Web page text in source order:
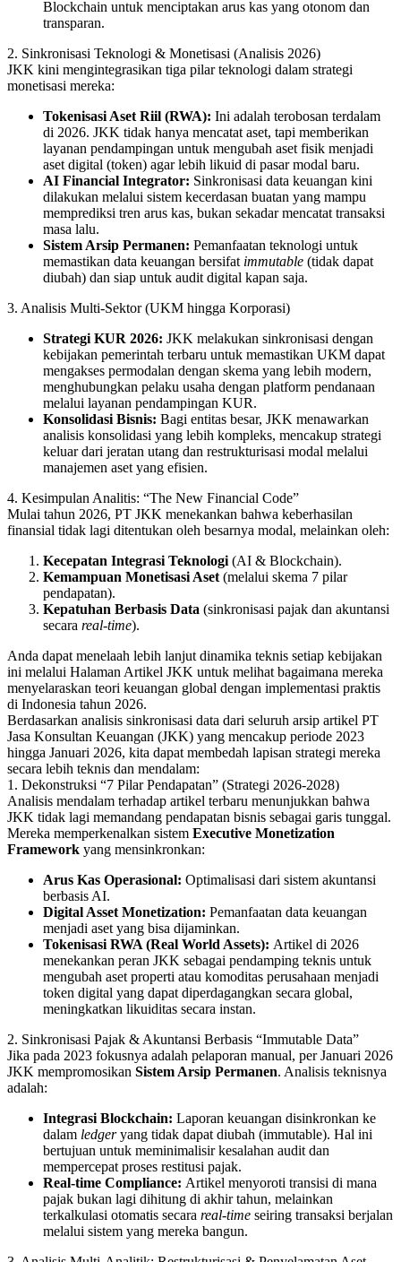
Blockchain untuk menciptakan arus kas yang otonom dan
transparan.
2. Sinkronisasi Teknologi & Monetisasi (Analisis 2026)
JKK kini mengintegrasikan tiga pilar teknologi dalam strategi
monetisasi mereka:
Tokenisasi Aset Riil (RWA): Ini adalah terobosan terdalam
di 2026. JKK tidak hanya mencatat aset, tapi memberikan
layanan pendampingan untuk mengubah aset fisik menjadi
aset digital (token) agar lebih likuid di pasar modal baru.
AI Financial Integrator: Sinkronisasi data keuangan kini
dilakukan melalui sistem kecerdasan buatan yang mampu
memprediksi tren arus kas, bukan sekadar mencatat transaksi
masa lalu.
Sistem Arsip Permanen: Pemanfaatan teknologi untuk
memastikan data keuangan bersifat immutable (tidak dapat
diubah) dan siap untuk audit digital kapan saja.
3. Analisis Multi-Sektor (UKM hingga Korporasi)
Strategi KUR 2026: JKK melakukan sinkronisasi dengan
kebijakan pemerintah terbaru untuk memastikan UKM dapat
mengakses permodalan dengan skema yang lebih modern,
menghubungkan pelaku usaha dengan platform pendanaan
melalui layanan pendampingan KUR.
Konsolidasi Bisnis: Bagi entitas besar, JKK menawarkan
analisis konsolidasi yang lebih kompleks, mencakup strategi
keluar dari jeratan utang dan restrukturisasi modal melalui
manajemen aset yang efisien.
4. Kesimpulan Analitis: “The New Financial Code”
Mulai tahun 2026, PT JKK menekankan bahwa keberhasilan
finansial tidak lagi ditentukan oleh besarnya modal, melainkan oleh:
Kecepatan Integrasi Teknologi (AI & Blockchain).
Kemampuan Monetisasi Aset (melalui skema 7 pilar
pendapatan).
Kepatuhan Berbasis Data (sinkronisasi pajak dan akuntansi
secara real-time).
Anda dapat menelaah lebih lanjut dinamika teknis setiap kebijakan
ini melalui Halaman Artikel JKK untuk melihat bagaimana mereka
menyelaraskan teori keuangan global dengan implementasi praktis
di Indonesia tahun 2026.
Berdasarkan analisis sinkronisasi data dari seluruh arsip artikel PT
Jasa Konsultan Keuangan (JKK) yang mencakup periode 2023
hingga Januari 2026, kita dapat membedah lapisan strategi mereka
secara lebih teknis dan mendalam:
1. Dekonstruksi “7 Pilar Pendapatan” (Strategi 2026-2028)
Analisis mendalam terhadap artikel terbaru menunjukkan bahwa
JKK tidak lagi memandang pendapatan bisnis sebagai garis tunggal.
Mereka memperkenalkan sistem Executive Monetization
Framework yang mensinkronkan:
Arus Kas Operasional: Optimalisasi dari sistem akuntansi
berbasis AI.
Digital Asset Monetization: Pemanfaatan data keuangan
menjadi aset yang bisa dijaminkan.
Tokenisasi RWA (Real World Assets): Artikel di 2026
menekankan peran JKK sebagai pendamping teknis untuk
mengubah aset properti atau komoditas perusahaan menjadi
token digital yang dapat diperdagangkan secara global,
meningkatkan likuiditas secara instan.
2. Sinkronisasi Pajak & Akuntansi Berbasis “Immutable Data”
Jika pada 2023 fokusnya adalah pelaporan manual, per Januari 2026
JKK mempromosikan Sistem Arsip Permanen. Analisis teknisnya
adalah:
Integrasi Blockchain: Laporan keuangan disinkronkan ke
dalam ledgeryang tidak dapat diubah (immutable). Hal ini
bertujuan untuk meminimalisir kesalahan audit dan
mempercepat proses restitusi pajak.
Real-time Compliance: Artikel menyoroti transisi di mana
pajak bukan lagi dihitung di akhir tahun, melainkan
terkalkulasi otomatis secara real-time seiring transaksi berjalan
melalui sistem yang mereka bangun.